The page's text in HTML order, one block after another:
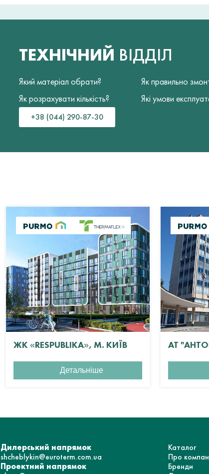
ТЕХНІЧНИЙ ВІДДІЛ
Який матеріал обрати?
Як розрахувати кількість?
Як правильно
Які умови
+38 (044) 290-87-30
ЖК «RESPUBLIKA», М. КИЇВ
Детальніше
АТ
Дилерський напрямок
shcheblykin@euroterm.com.ua
Проектний напрямок
Каталог
Про
Бренди